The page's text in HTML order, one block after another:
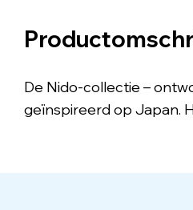
De Nido-collectie –
geïnspireerd op Japan.